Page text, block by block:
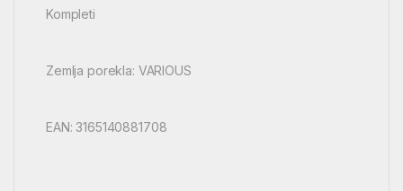
Kompleti
Zemlja porekla: VARIOUS
EAN: 3165140881708